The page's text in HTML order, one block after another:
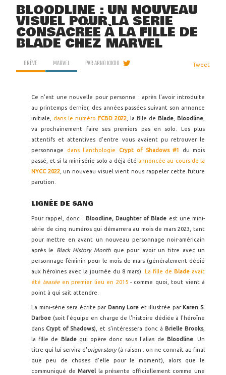
BLOODLINE : UN NOUVEAU
VISUEL POUR LA SÉRIE
CONSACRÉE À LA FILLE DE
BLADE CHEZ MARVEL
BRÈVE MARVEL PARARNO KIKOO Tweet
Ce n'est une nouvelle pour personne : après l'avoir introduite
au printemps dernier, des années passées suivant son annonce
initiale, dans le numéro FCBD 2022 , la fille de Blade Bloodline
va prochainement faire ses premiers pas en solo. Les plus
attentifs et attentives d'entre vous avaient pu retrouver le
personnage
dans l'anthologie Crypt of Shadows #1 du mois
passé, et si la mini-série solo a déjà été annoncée au cours de la
NYCC 2022, un nouveau visuel vient nous rappeler cette future
parution.
LIGNÉE DE SANG
Pour rappel, donc : Bloodline, Daughter of Blade est une mini-
série de cinq numéros qui démarrera au mois de mars 2023, tant
pour mettre en avant un nouveau personnage noir-américain
après le
Black History Monthque pour avoir un titre avec un
personnage féminin pour le mois de mars (généralement dédié
aux héroïnes avec la journée du 8 mars).
La fille de Blade avait
été teasée en premier lieu en 2015- comme quoi, tout vient à
point à qui sait attendre.
La mini-série sera écrite par Danny Lore et illustrée par Karen S.
Darboe (soit l'équipe en charge de l'histoire dédiée à l'héroïne
dans Crypt of Shadows), et s'intéressera donc à Brielle Brooks,
la fille de
Bladequi opère donc sous l'alias de Bloodline. Un
titre qui lui servira d'origin story (à raison : on ne connaît au final
que peu de choses d'elle pour le moment), alors que le
communiqué deMarvel
la présente officiellement comme une